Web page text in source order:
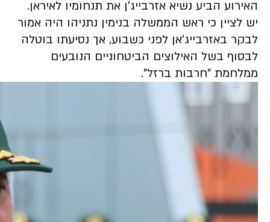
האירוע הביע נשיא אזרבייג'ן את תנחומיו לאיראן.
יש לציין כי ראש הממשלה בנימין נתניהו היה אמור
לבקר באזרבייג'אן לפני כשבוע, אך נסיעתו בוטלה
לבסוף בשל האילוצים הביטחוניים הנובעים
ממלחמת "חרבות ברזל".